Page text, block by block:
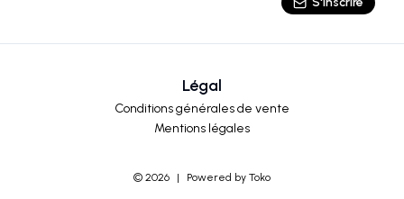
Légal
Conditions générales de vente
Mentions légales
© 2026 | Powered by Toko